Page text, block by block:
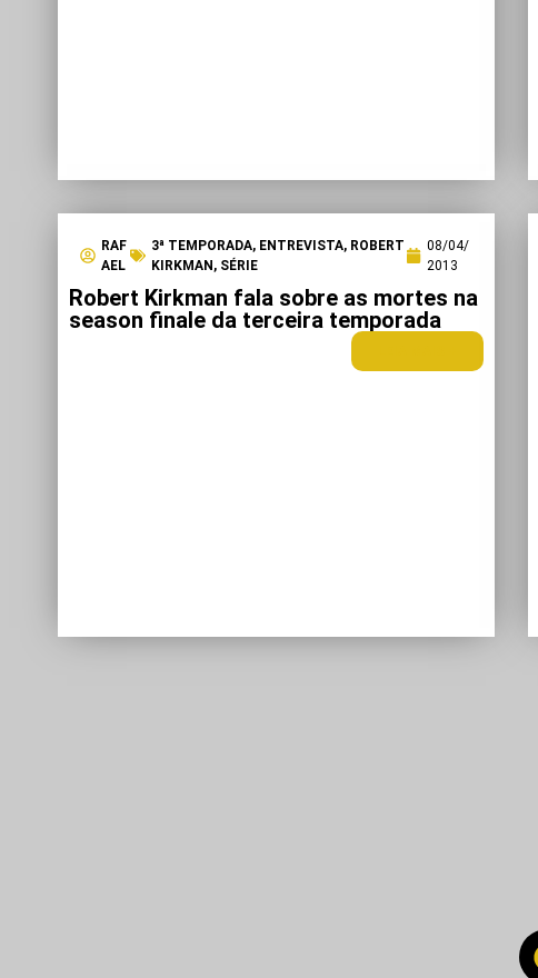
RAF
AEL
3ª TEMPORADA, ENTREVISTA, ROBERT
KIRKMAN , SÉRIE
08/04/
2013
Robert Kirkman fala sobre as mortes na
season finale da terceira temporada